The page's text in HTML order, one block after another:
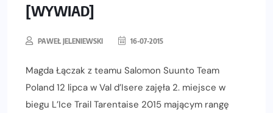
[WYWIAD]
PAWEŁ JELENIEWSKI 16-07-2015
Magda Łączak z teamu Salomon Suunto Team
Poland 12 lipca w Val d’Isere zajęła 2. miejsce w
biegu L’Ice Trail Tarentaise 2015 mającym rangę